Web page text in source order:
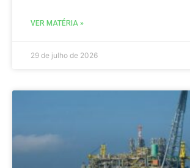
VER MATÉRIA »
29 de julho de 2026